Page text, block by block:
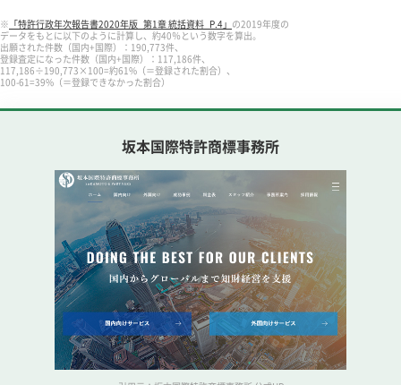
※ 「特許行政年次報告書2020年版_第1章 統括資料_P.4」 の2019年度の
データをもとに以下のように計算し、約40％という数字を算出。
出願された件数（国内+国際）：190,773件、
登録査定になった件数（国内+国際）：117,186件、
117,186÷190,773×100=約61%（＝登録された割合）、
100-61=39%（＝登録できなかった割合）
坂本国際特許商標事務所